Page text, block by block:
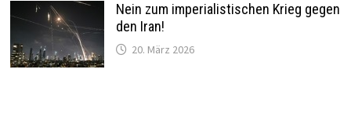
Nein zum imperialistischen Krieg gegen
den Iran!
20. März 2026